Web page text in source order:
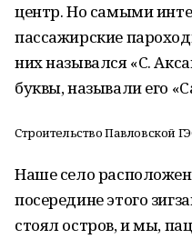
центр. Но самыми
пассажирские
них назывался «С.
буквы, называли его
Строительство Павловской
Наше село
посередине этого
стоял остров, и мы,